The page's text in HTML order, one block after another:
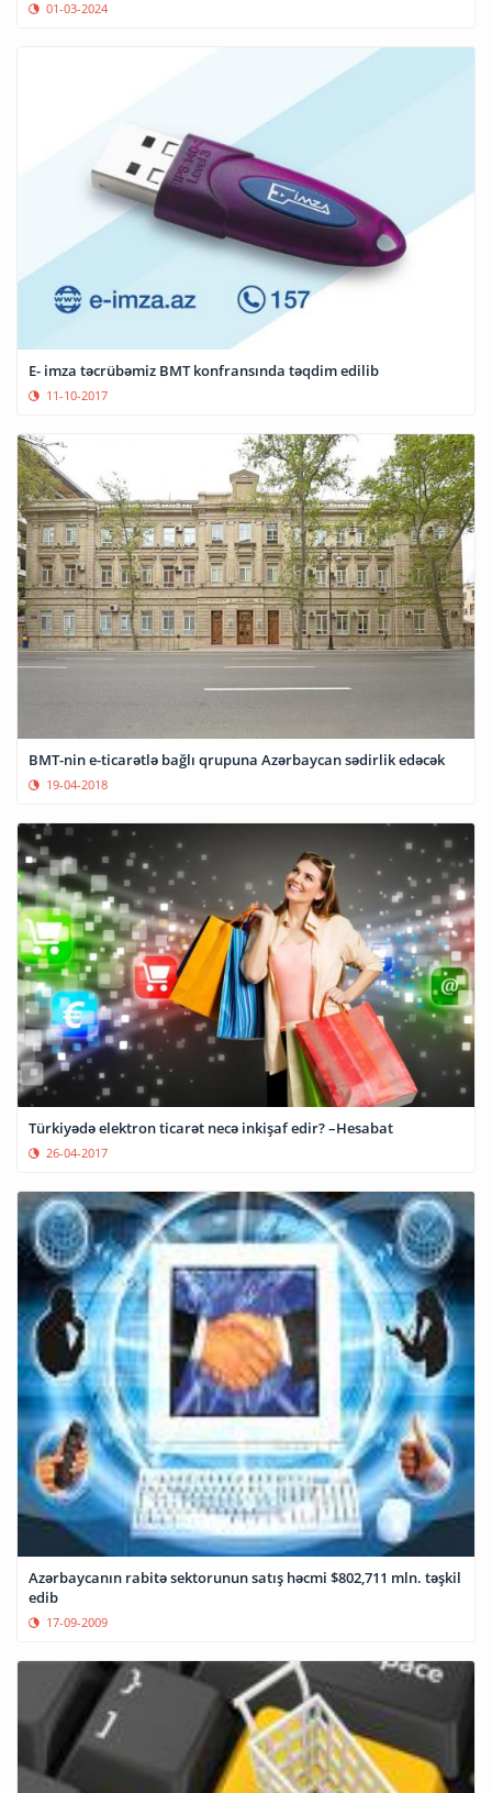
01-03-2024
E- imza təcrübəmiz BMT konfransında təqdim edilib
11-10-2017
BMT-nin e-ticarətlə bağlı qrupuna Azərbaycan sədirlik edəcək
19-04-2018
Türkiyədə elektron ticarət necə inkişaf edir? –Hesabat
26-04-2017
Azərbaycanın rabitə sektorunun satış həcmi $802,711 mln. təşkil
edib
17-09-2009